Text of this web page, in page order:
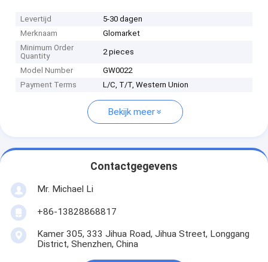
Levertijd
5-30 dagen
Merknaam
Glomarket
Minimum Order
Quantity
2 pieces
Model Number
GW0022
Payment Terms
L/C, T/T, Western Union
Bekijk meer
Contactgegevens
Mr. Michael Li
+86-13828868817
Kamer 305, 333 Jihua Road, Jihua Street, Longgang
District, Shenzhen, China